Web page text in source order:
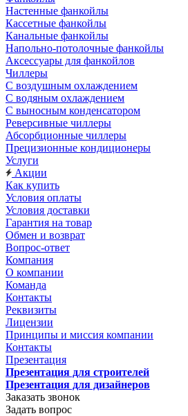
Настенные фанкойлы
Кассетные фанкойлы
Канальные фанкойлы
Напольно-потолочные фанкойлы
Аксессуары для фанкойлов
Чиллеры
С воздушным охлаждением
С водяным охлаждением
С выносным конденсатором
Реверсивные чиллеры
Абсорбционные чиллеры
Прецизионные кондиционеры
Услуги
Акции
Как купить
Условия оплаты
Условия доставки
Гарантия на товар
Обмен и возврат
Вопрос-ответ
Компания
О компании
Команда
Контакты
Реквизиты
Лицензии
Принципы и миссия компании
Контакты
Презентация
Презентация для строителей
Презентация для дизайнеров
Заказать звонок
Задать вопрос